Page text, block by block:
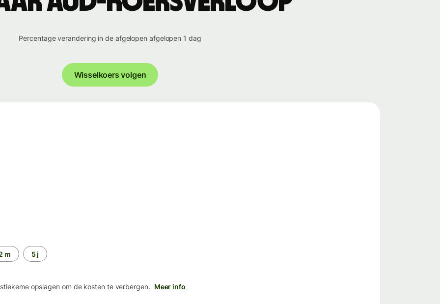
Percentage verandering in de afgelopen afgelopen 1 dag
Wisselkoers volgen
m 5 j
opslagen om de kosten te verbergen. Meer info